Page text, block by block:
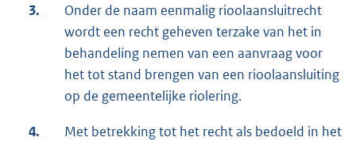
3.
Onder de naam eenmalig rioolaansluitrecht
wordt een recht geheven terzake van het in
behandeling nemen van een aanvraag voor
het tot stand brengen van een rioolaansluiting
op de gemeentelijke riolering.
4.
Met betrekking tot het recht als bedoeld in het